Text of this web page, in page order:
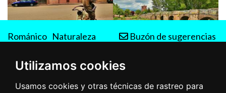
Utilizamos cookies
Usamos cookies y otras técnicas de rastreo para
Románico Naturaleza
Buzón de sugerencias